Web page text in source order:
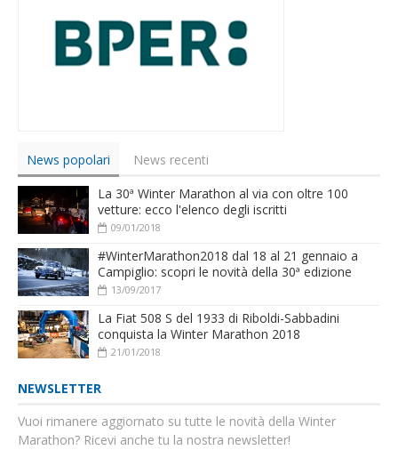
News popolari
News recenti
La 30ª Winter Marathon al via con oltre 100
vetture: ecco l'elenco degli iscritti
09/01/2018
#WinterMarathon2018 dal 18 al 21 gennaio a
Campiglio: scopri le novità della 30ª edizione
13/09/2017
La Fiat 508 S del 1933 di Riboldi-Sabbadini
conquista la Winter Marathon 2018
21/01/2018
NEWSLETTER
Vuoi rimanere aggiornato su tutte le novità della Winter
Marathon? Ricevi anche tu la nostra newsletter!